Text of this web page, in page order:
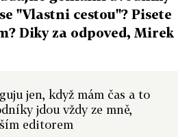
"Vlastni cestou"? Pisete
Diky za odpoved, Mirek
jen, když mám čas a to
jdou vždy ze mně,
editorem